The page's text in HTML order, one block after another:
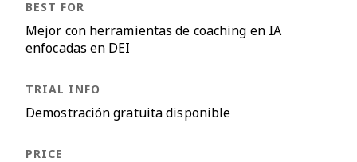
Mejor con herramientas de coaching en IA
enfocadas en DEI
Demostración gratuita disponible